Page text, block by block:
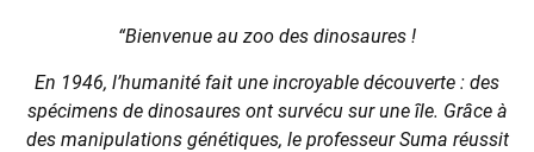
“Bienvenue au zoo des dinosaures !
En 1946, l’humanité fait une incroyable découverte : des
spécimens de dinosaures ont survécu sur une île. Grâce à
des manipulations génétiques, le professeur Suma réussit